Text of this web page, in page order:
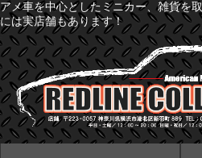
アメ車を中心としたミニカー、雑貨を
には実店舗もあります！